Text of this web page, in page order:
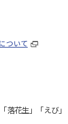
ついて
落花生」「えび